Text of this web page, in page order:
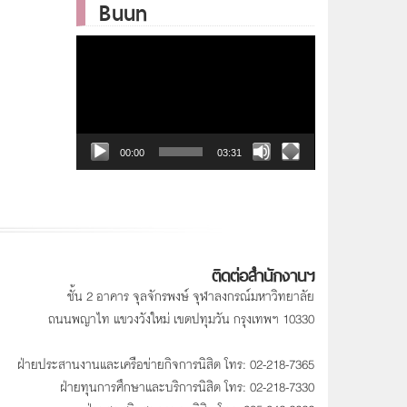
Buun
00:00 03:31
ติดต่อสำนักงานฯ
ชั้น 2 อาคาร จุลจักรพงษ์ จุฬาลงกรณ์มหาวิทยาลัย
ถนนพญาไท แขวงวังใหม่ เขตปทุมวัน กรุงเทพฯ 10330
ฝ่ายประสานงานและเครือข่ายกิจการนิสิต โทร: 02-218-7365
ฝ่ายทุนการศึกษาและบริการนิสิต โทร: 02-218-7330